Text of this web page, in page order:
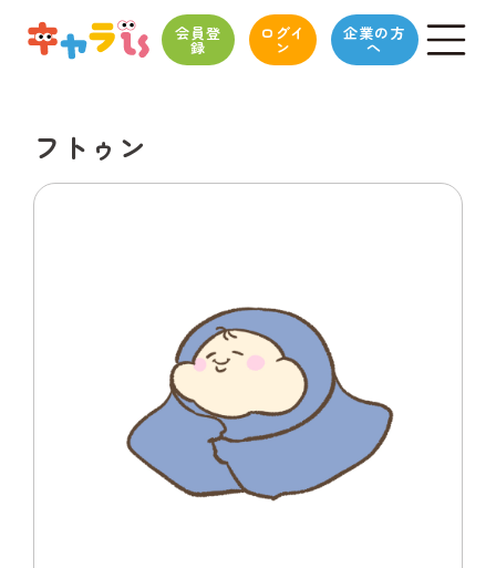
会員登
録
ログイ
ン
企業の方
へ
フトゥン